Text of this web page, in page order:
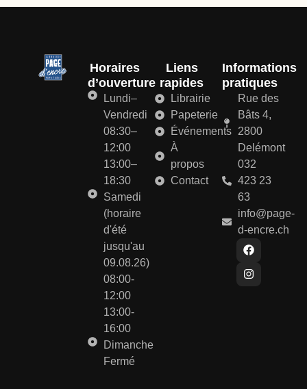
Horaires
d’ouverture
Lundi–
Vendredi
08:30–
12:00
13:00–
18:30
Samedi
(horaire
d'été
jusqu'au
09.08.26)
08:00-
12:00
13:00-
16:00
Dimanche
Fermé
Liens
rapides
Librairie
Papeterie
Événements
À
propos
Contact
Informations
pratiques
Rue des
Bâts 4,
2800
Delémont
032
423 23
63
info@page-
d-encre.ch